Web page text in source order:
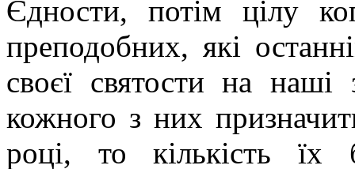
Єдности, потім цілу
преподобних, які
своєї святости на
кожного з них
році, то кількість